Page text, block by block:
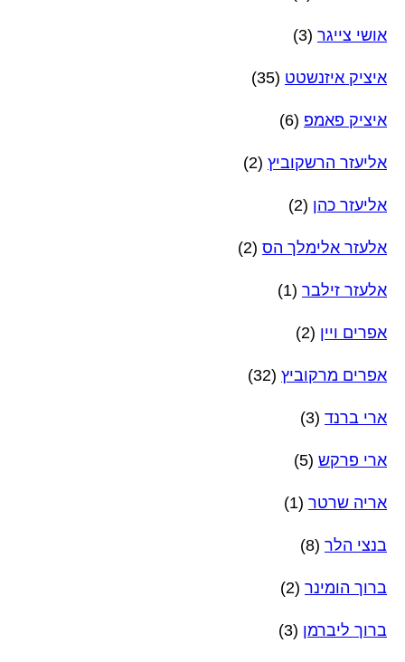
אושי צייגר (3)
איציק איזנשטט (35)
איציק פאמפ (6)
אליעזר הרשקוביץ (2)
אליעזר כהן (2)
אלעזר אלימלך הס (2)
אלעזר זילבר (1)
אפרים ויין (2)
אפרים מרקוביץ (32)
ארי ברנד (3)
ארי פרקש (5)
אריה שרטר (1)
בנצי הלר (8)
ברוך הומינר (2)
ברוך ליברמן (3)